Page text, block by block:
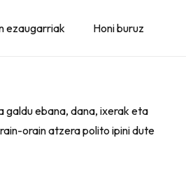
ezaugarriak Honi buruz
galdu ebana, dana, ixerak eta
orain atzera polito ipini dute